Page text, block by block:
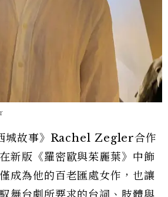
城故事》Rachel Zegler合作
新版《羅密歐與茱麗葉》中飾
成為他的百老匯處女作，也讓
舞台劇所要求的台詞、肢體與